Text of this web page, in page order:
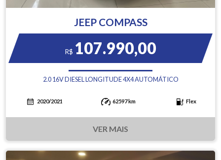
JEEP COMPASS
R$ 107.990,00
2.0 16V DIESEL LONGITUDE 4X4 AUTOMÁTICO
2020/2021 62597 km Flex
VER MAIS